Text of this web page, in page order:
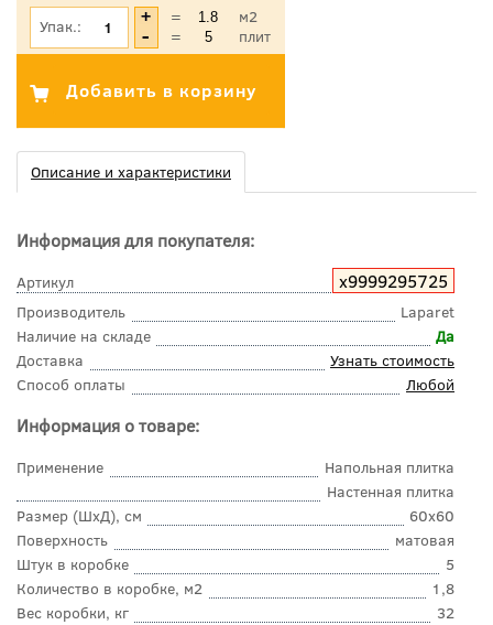
Упак.: =
м2
=
плит
Описание и характеристики
Информация для покупателя:
Артикул х9999295725
Производитель
Laparet
Наличие на складе
Да
Доставка
Узнать стоимость
Способ оплаты
Любой
Информация о товаре:
Применение
Напольная плитка
Настенная плитка
Размер (ШхД), см
60x60
Поверхность
матовая
Штук в коробке
5
Количество в коробке, м2
1,8
Вес коробки, кг
32